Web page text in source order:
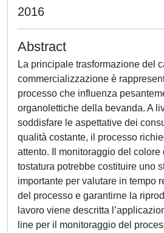
2016
Abstract
La principale trasformazione del
commercializzazione è
processo che influenza
organolettiche della bevanda. A
soddisfare le aspettative dei
qualità costante, il processo
attento. Il monitoraggio del colore
tostatura potrebbe costituire uno
importante per valutare in tempo
del processo e garantirne la
lavoro viene descritta
line per il monitoraggio del